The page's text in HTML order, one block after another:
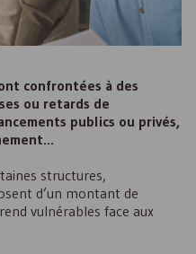
confrontées à des
ou retards de
publics ou privés,
structures,
d’un montant de
vulnérables face aux